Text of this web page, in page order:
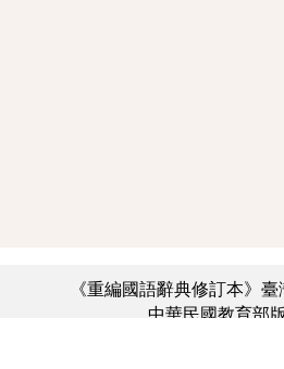
《重編國語辭典修訂本》
中華民國教育部